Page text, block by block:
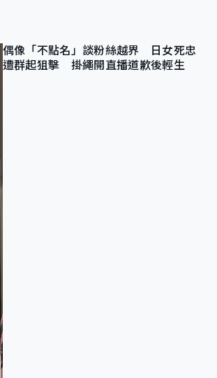
偶像「不點名」談粉絲越界 日女死忠
遭群起狙擊 掛繩開直播道歉後輕生